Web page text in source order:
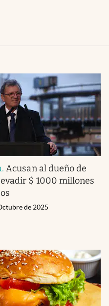
.Acusan al dueño de
$ 1000 millones
de 2025